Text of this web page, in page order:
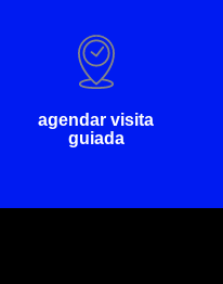
agendar visita
guiada